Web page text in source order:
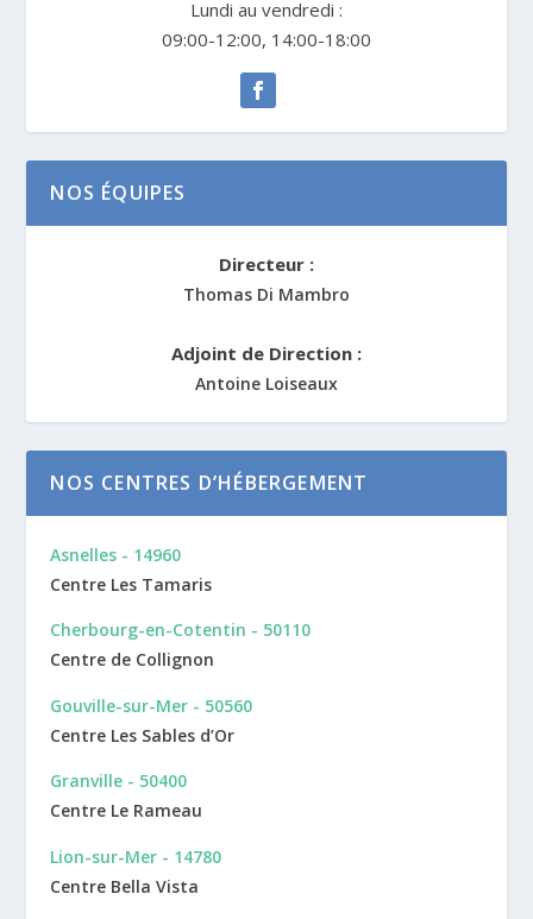
Lundi au vendredi :
09:00-12:00, 14:00-18:00
NOS ÉQUIPES
Directeur :
Thomas Di Mambro
Adjoint de Direction :
Antoine Loiseaux
NOS CENTRES D’HÉBERGEMENT
Asnelles - 14960
Centre Les Tamaris
Cherbourg-en-Cotentin - 50110
Centre de Collignon
Gouville-sur-Mer - 50560
Centre Les Sables d’Or
Granville - 50400
Centre Le Rameau
Lion-sur-Mer - 14780
Centre Bella Vista